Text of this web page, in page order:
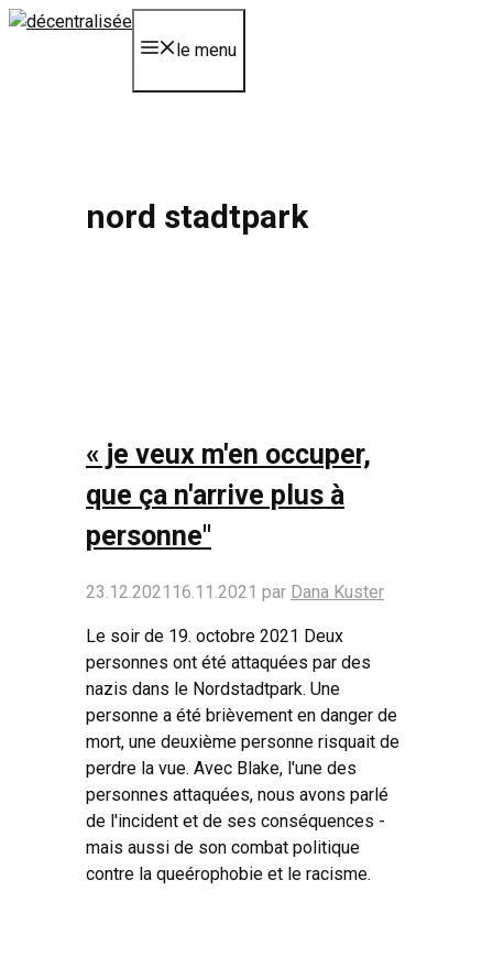
Aller
le menu
nord stadtpark
« je veux m'en occuper,
que ça n'arrive plus à
personne"
23.12.2021 16.11.2021 par Dana Kuster
Le soir de 19. octobre 2021 Deux
personnes ont été attaquées par des
nazis dans le Nordstadtpark. Une
personne a été brièvement en danger de
mort, une deuxième personne risquait de
perdre la vue. Avec Blake, l'une des
personnes attaquées, nous avons parlé
de l'incident et de ses conséquences -
mais aussi de son combat politique
contre la queérophobie et le racisme.